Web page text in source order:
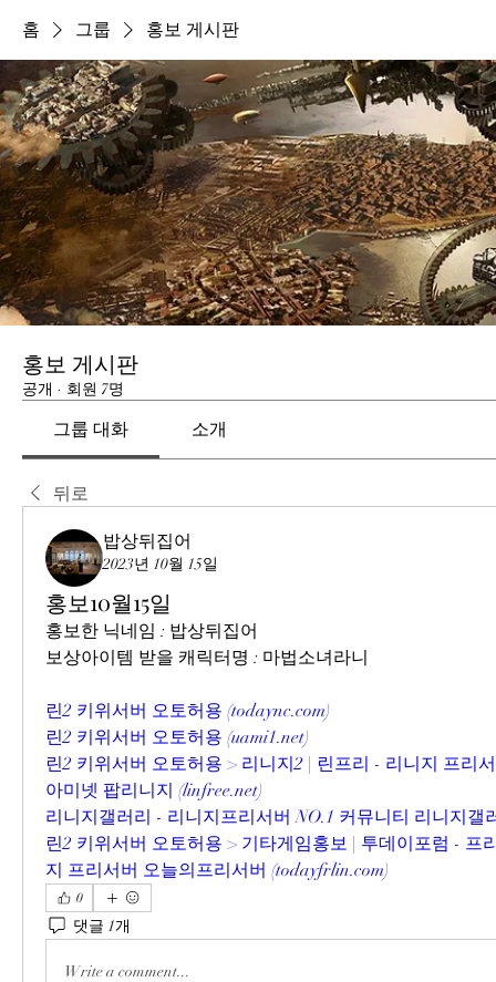
홈 그룹 홍보 게시판
홍보 게시판
공개 · 회원 7명
그룹 대화 소개
뒤로
밥상뒤집어
2023년 10월 15일
홍보10월15일
홍보한 닉네임 : 밥상뒤집어
보상아이템 받을 캐릭터명 : 마법소녀라니
린2 키위서버 오토허용 (todaync.com)
린2 키위서버 오토허용 (uami1.net)
린2 키위서버 오토허용 > 리니지2 | 린프리 - 리니지 프리
아미넷 팝리니지 (linfree.net)
리니지갤러리 - 리니지프리서버 NO.1 커뮤니티 리니지갤
린2 키위서버 오토허용 > 기타게임홍보 | 투데이포럼 - 프
지 프리서버 오늘의프리서버 (todayfrlin.com)
0
댓글 1개
Write a comment...